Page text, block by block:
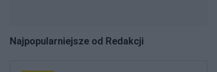
Najpopularniejsze od Redakcji